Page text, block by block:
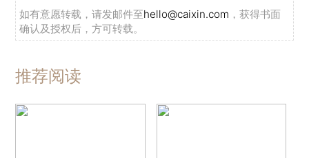
如有意愿转载，请发邮件至hello@caixin.com ，获得书面
确认及授权后，方可转载。
推荐阅读